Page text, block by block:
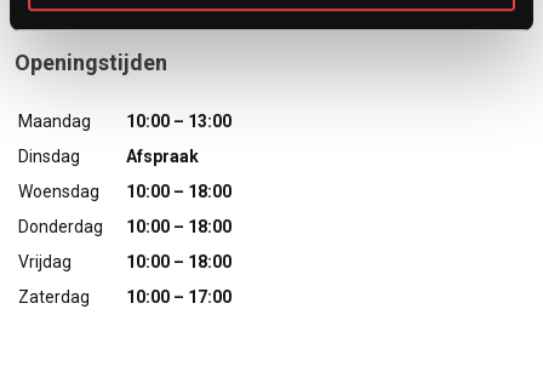
Openingstijden
Maandag
10:00 – 13:00
Dinsdag
Afspraak
Woensdag
10:00 – 18:00
Donderdag
10:00 – 18:00
Vrijdag
10:00 – 18:00
Zaterdag
10:00 – 17:00